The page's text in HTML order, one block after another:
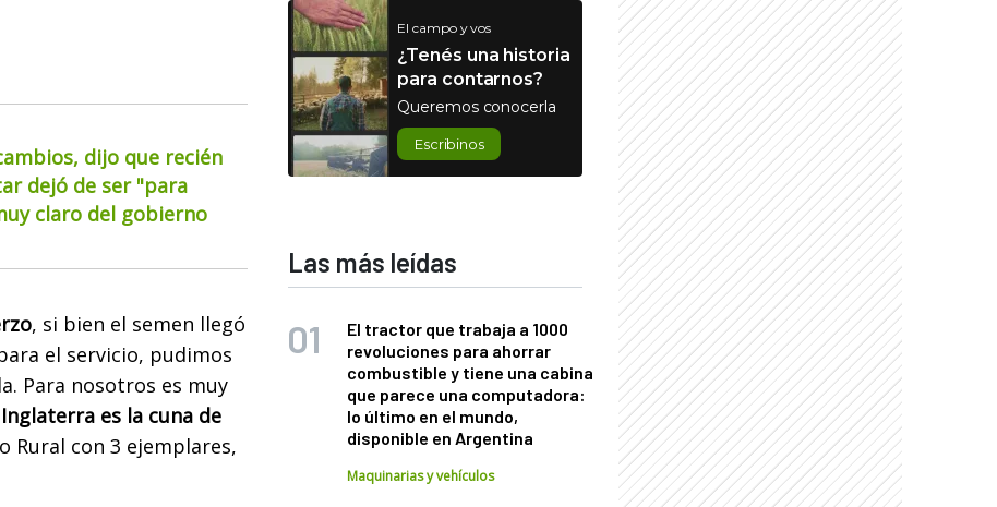
dijo que recién
dejó de ser "para
claro del gobierno
, si bien el semen llegó
el servicio, pudimos
Para nosotros es muy
Inglaterra es la cuna de
Rural con 3 ejemplares,
El campo y vos
¿Tenés una historia
para contarnos?
Queremos conocerla
Escribinos
Las más leídas
El tractor que trabaja a 1000
revoluciones para ahorrar
combustible y tiene una cabina
que parece una computadora:
lo último en el mundo,
disponible en Argentina
Maquinarias y vehículos